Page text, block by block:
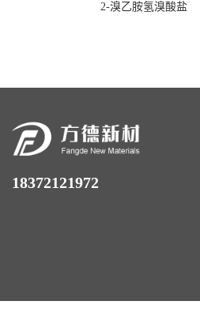
2-溴乙胺氢溴酸盐
18372121972